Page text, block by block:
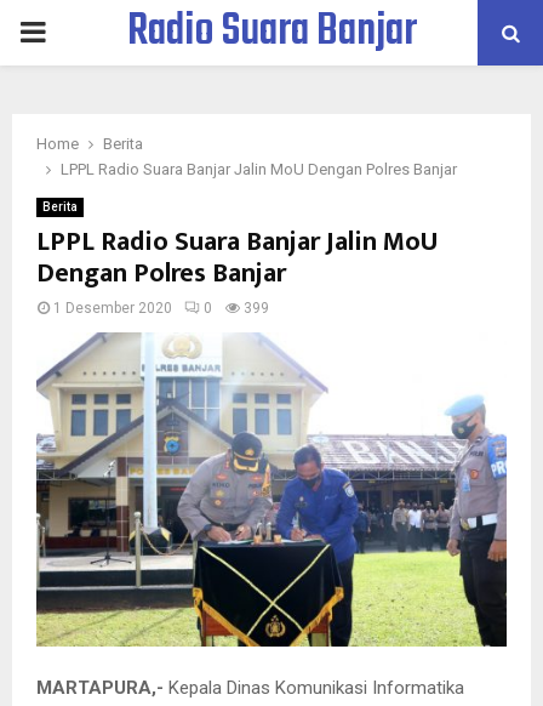
PRIMARYRadio Suara Banjar
Home
Berita
LPPL Radio Suara Banjar Jalin MoU Dengan Polres Banjar
Berita
LPPL Radio Suara Banjar Jalin MoU
Dengan Polres Banjar
1 Desember 2020 0 399
MARTAPURA,- Kepala Dinas Komunikasi Informatika